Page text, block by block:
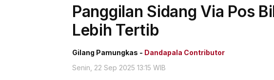
Panggilan Sidang Via Pos
Lebih Tertib
Gilang Pamungkas - Dandapala Contributor
Senin, 22 Sep 2025 13:15 WIB